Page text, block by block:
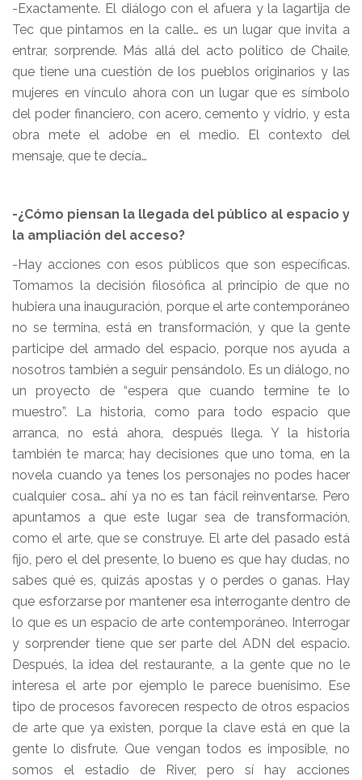
-Exactamente. El diálogo con el afuera y la lagartija de
Tec que pintamos en la calle… es un lugar que invita a
entrar, sorprende. Más allá del acto político de Chaile,
que tiene una cuestión de los pueblos originarios y las
mujeres en vínculo ahora con un lugar que es símbolo
del poder financiero, con acero, cemento y vidrio, y esta
obra mete el adobe en el medio. El contexto del
mensaje, que te decía…
-¿Cómo piensan la llegada del público al espacio y
la ampliación del acceso?
-Hay acciones con esos públicos que son específicas.
Tomamos la decisión filosófica al principio de que no
hubiera una inauguración, porque el arte contemporáneo
no se termina, está en transformación, y que la gente
participe del armado del espacio, porque nos ayuda a
nosotros también a seguir pensándolo. Es un diálogo, no
un proyecto de “espera que cuando termine te lo
muestro”. La historia, como para todo espacio que
arranca, no está ahora, después llega. Y la historia
también te marca; hay decisiones que uno toma, en la
novela cuando ya tenes los personajes no podes hacer
cualquier cosa… ahí ya no es tan fácil reinventarse. Pero
apuntamos a que este lugar sea de transformación,
como el arte, que se construye. El arte del pasado está
fijo, pero el del presente, lo bueno es que hay dudas, no
sabes qué es, quizás apostas y o perdes o ganas. Hay
que esforzarse por mantener esa interrogante dentro de
lo que es un espacio de arte contemporáneo. Interrogar
y sorprender tiene que ser parte del ADN del espacio.
Después, la idea del restaurante, a la gente que no le
interesa el arte por ejemplo le parece buenísimo. Ese
tipo de procesos favorecen respecto de otros espacios
de arte que ya existen, porque la clave está en que la
gente lo disfrute. Que vengan todos es imposible, no
somos el estadio de River, pero sí hay acciones